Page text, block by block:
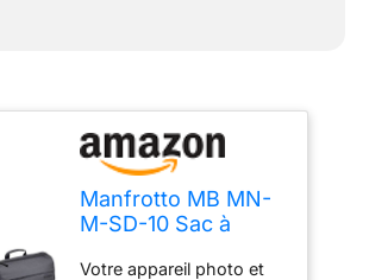
Manfrotto MB MN-
M-SD-10 Sac à
Appareil
Votre appareil photo et